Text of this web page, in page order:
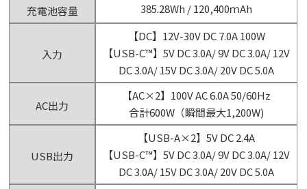
充電池容量
385.28Wh / 120,400ｍAh
入力
【DC】12V-30V DC 7.0A 100W
【USB-C™】5V DC 3.0A/ 9V DC 3.0A/ 12V
DC 3.0A/ 15V DC 3.0A/ 20V DC 5.0A
AC出力
【AC×2】100V AC 6.0A 50/60Hz
合計600W（瞬間最大1,200W)
USB出力
【USB-A×2】5V DC 2.4A
【USB-C™】5V DC 3.0A/ 9V DC 3.0A/ 12V
DC 3.0A/ 15V DC 3.0A/ 20V DC 5.0A